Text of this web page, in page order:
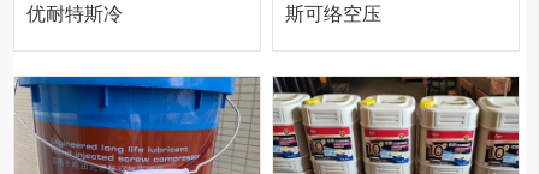
优耐特斯冷
却液
斯可络空压
机油